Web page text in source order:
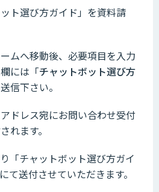
ト選び方ガイド」を資料請
ムへ移動後、必要項目を入力
には「チャットボット選び方
信下さい。
ドレス宛にお問い合わせ受付
れます。
「チャットボット選び方ガイ
て送付させていただきます。